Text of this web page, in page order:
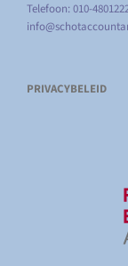
Telefoon: 010-
PRIVACYBELEID